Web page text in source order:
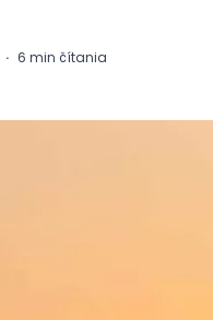
· 6 min čítania